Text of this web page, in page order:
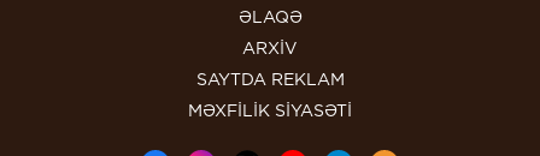
ƏLAQƏ
ARXİV
SAYTDA REKLAM
MƏXFİLİK SİYASƏTİ